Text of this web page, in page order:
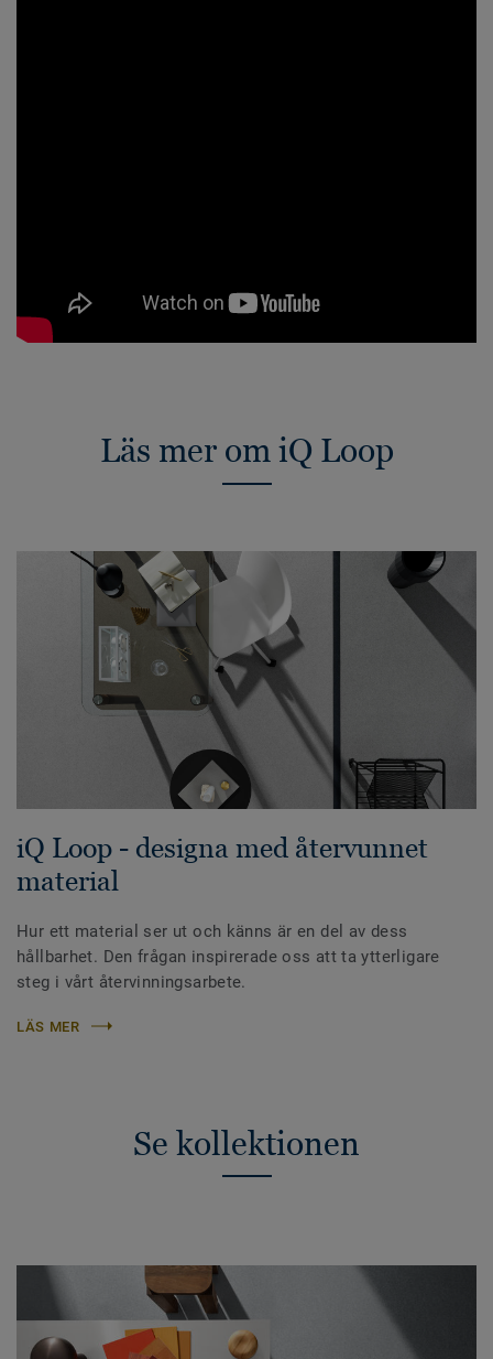
Läs mer om iQ Loop
iQ Loop - designa med återvunnet
material
Hur ett material ser ut och känns är en del av dess
hållbarhet. Den frågan inspirerade oss att ta ytterligare
steg i vårt återvinningsarbete.
LÄS MER
Se kollektionen